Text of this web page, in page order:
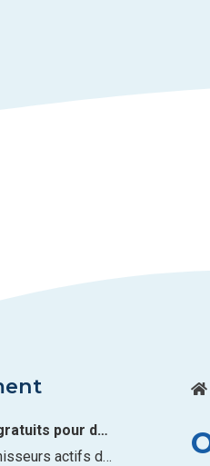
à Limbourg
actifs dans Limbourg